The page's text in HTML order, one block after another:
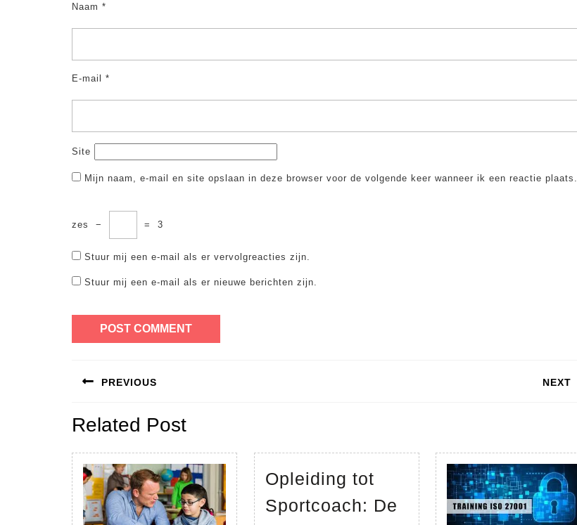
Naam *
E-mail *
Site
Mijn naam, e-mail en site opslaan in deze browser voor de volgende keer wanneer ik een reactie plaats.
zes − = 3
Stuur mij een e-mail als er vervolgreacties zijn.
Stuur mij een e-mail als er nieuwe berichten zijn.
navigatie
PREVIOUS
post:
NEXT
Related Post
Opleiding tot
Sportcoach: De